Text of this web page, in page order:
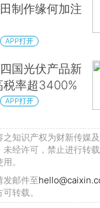
制作缘何加注
APP打开
国光伏产品新
税率超3400%
APP打开
之知识产权为财新传媒
经许可，禁止进行转
。
发邮件至
转载。